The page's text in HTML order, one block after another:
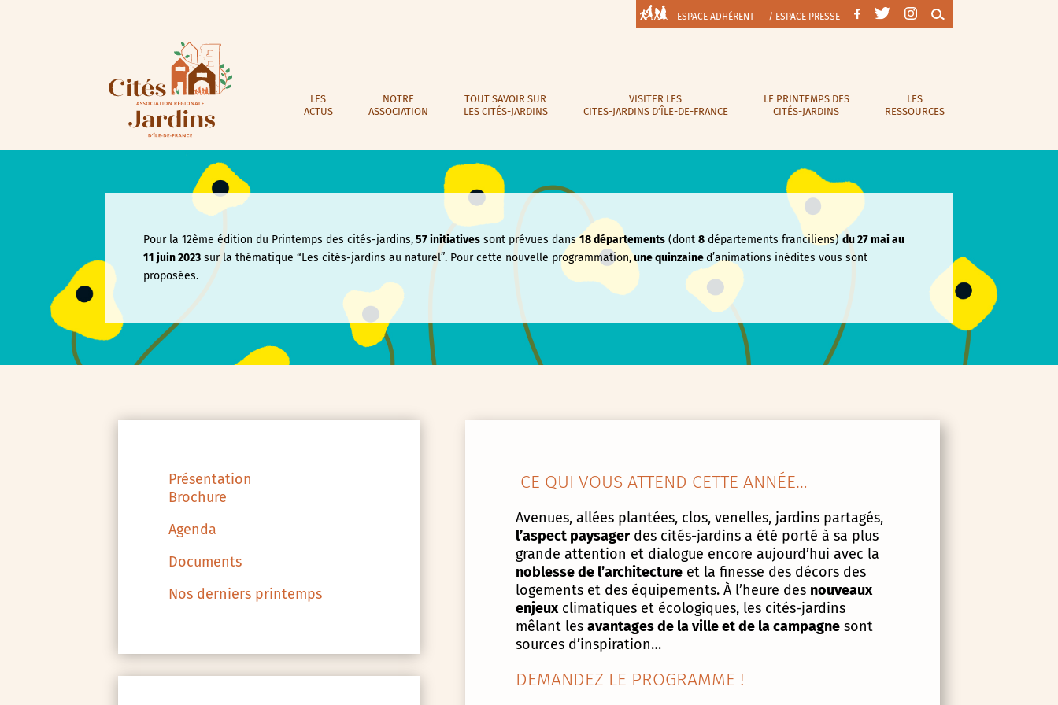
ESPACE ADHÉRENT / ESPACE PRESSE
LES
ACTUS
NOTRE
ASSOCIATION
TOUT SAVOIR SUR
LES CITÉS-JARDINS
VISITER LES
CITES-JARDINS D’ÎLE-DE-FRANCE
LE PRINTEMPS DES
CITÉS-JARDINS
LES
RESSOURCES
Pour la 12ème édition du Printemps des cités-jardins,57 initiatives sont prévues dans18 départements (dont8 départements franciliens)du 27 mai au
11 juin2023 sur la thématique “Les cités-jardins au naturel”. Pour cette nouvelle programmation,une quinzaine d’animations inédites vous sont
proposées.
Présentation
Brochure
Agenda
Documents
Nos derniers printemps
CE QUI VOUS ATTEND CETTE ANNÉE…
Avenues, allées plantées, clos, venelles, jardins partagés,
l’aspect paysagerdes cités-jardins a été porté à sa plus
grande attention et dialogue encore aujourd’hui avec la
noblesse de l’architectureet la finesse des décors des
logements et des équipements. À l’heure des nouveaux
enjeuxclimatiques et écologiques, les cités-jardins
mêlant les avantages de la ville et de la campagnesont
sources d’inspiration…
DEMANDEZ LE PROGRAMME !